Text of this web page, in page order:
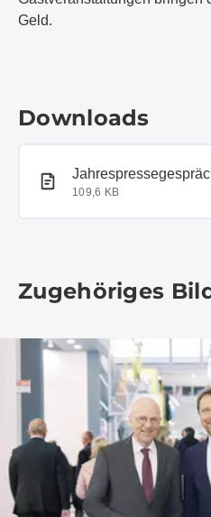
Geld.
Downloads
PDF-Dokument
109,6 KB
Zugehöriges